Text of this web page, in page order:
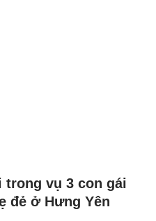
vụ 3 con gái
đẻ ở Hưng Yên